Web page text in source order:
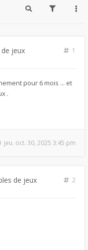
jeux
1
pour 6 mois ... et
.
jeu. oct. 30, 2025 3:45 pm
de jeux
2